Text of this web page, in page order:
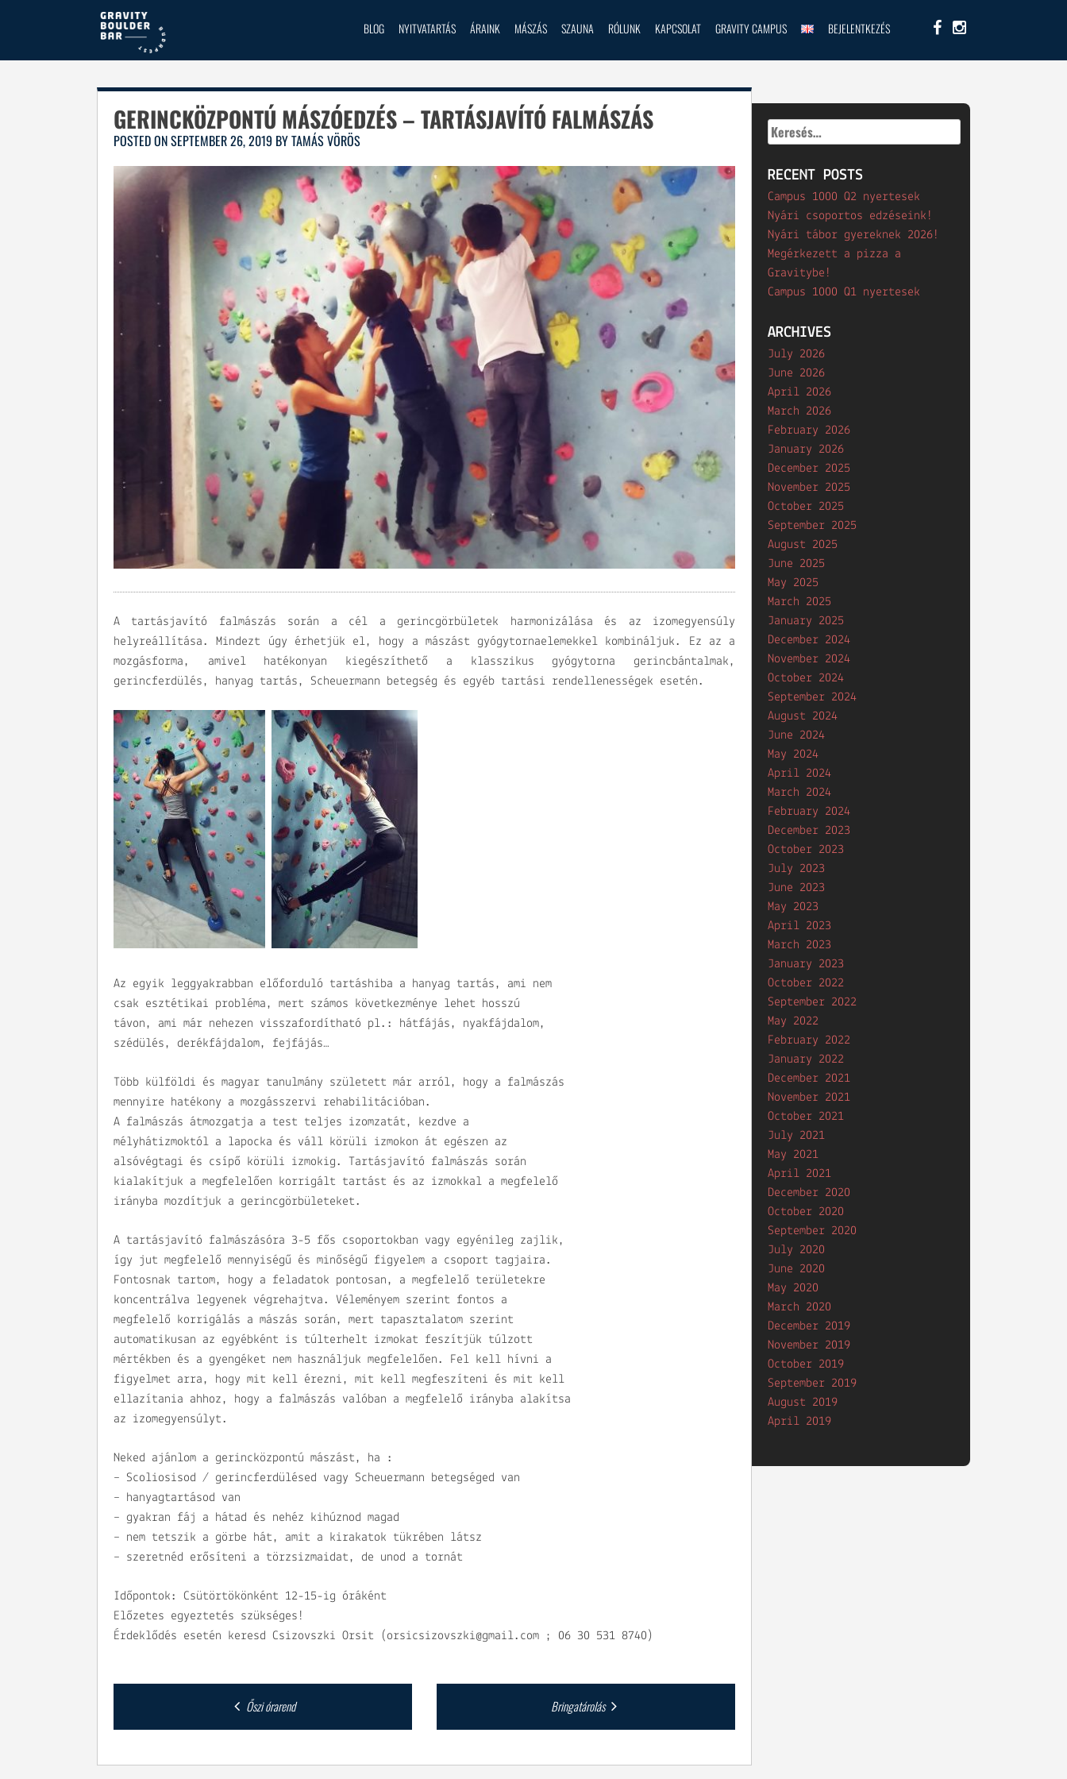
BLOG NYITVATARTÁS ÁRAINK MÁSZÁS SZAUNA RÓLUNK KAPCSOLAT GRAVITY CAMPUS BEJELENTKEZÉS
GERINCKÖZPONTÚ MÁSZÓEDZÉS – TARTÁSJAVÍTÓ FALMÁSZÁS
POSTED ONSEPTEMBER 26, 2019 BYTAMÁS VÖRÖS
A tartásjavító falmászás során a cél a gerincgörbületek harmonizálása és az izomegyensúly
helyreállítása. Mindezt úgy érhetjük el, hogy a mászást gyógytornaelemekkel kombináljuk.
Ez az a
mozgásforma, amivel hatékonyan kiegészíthető a klasszikus gyógytorna gerincbántalmak,
gerincferdülés, hanyag tartás, Scheuermann betegség és egyéb tartási rendellenességek esetén.
Az egyik leggyakrabban előforduló tartáshiba a hanyag tartás, ami nem
csak esztétikai probléma, mert számos következménye lehet hosszú
távon, ami már nehezen visszafordítható pl.: hátfájás, nyakfájdalom,
szédülés, derékfájdalom, fejfájás…
Több külföldi és magyar tanulmány született már arról, hogy a falmászás
mennyire hatékony a mozgásszervi rehabilitációban.
A falmászás átmozgatja a test teljes izomzatát, kezdve a
mélyhátizmoktól a lapocka és váll körüli izmokon át egészen az
alsóvégtagi és csípő körüli izmokig. Tartásjavító falmászás során
kialakítjuk a megfelelően korrigált tartást és az izmokkal a megfelelő
irányba mozdítjuk a gerincgörbületeket.
A tartásjavító falmászásóra 3-5 fős csoportokban vagy egyénileg zajlik,
így jut megfelelő mennyiségű és minőségű figyelem a csoport tagjaira.
Fontosnak tartom, hogy a feladatok pontosan, a megfelelő területekre
koncentrálva legyenek végrehajtva. Véleményem szerint fontos a
megfelelő korrigálás a mászás során, mert tapasztalatom szerint
automatikusan az egyébként is túlterhelt izmokat feszítjük túlzott
mértékben és a gyengéket nem használjuk megfelelően. Fel kell hívni a
figyelmet arra, hogy mit kell érezni, mit kell megfeszíteni és mit kell
ellazítania ahhoz, hogy a falmászás valóban a megfelelő irányba alakítsa
az izomegyensúlyt.
Neked ajánlom a gerincközpontú mászást, ha :
– Scoliosisod / gerincferdülésed vagy Scheuermann betegséged van
– hanyagtartásod van
– gyakran fáj a hátad és nehéz kihúznod magad
– nem tetszik a görbe hát, amit a kirakatok tükrében látsz
– szeretnéd erősíteni a törzsizmaidat, de unod a tornát
Időpontok: Csütörtökönként 12-15-ig óráként
Előzetes egyeztetés szükséges!
Érdeklődés esetén keresd Csizovszki Orsit (orsicsizovszki@gmail.com ; 06 30 531 8740)
navigation
Őszi órarend Bringatárolás
Keresés:
RECENT POSTS
Campus 1000 Q2 nyertesek
Nyári csoportos edzéseink!
Nyári tábor gyereknek 2026!
Megérkezett a pizza a
Gravitybe!
Campus 1000 Q1 nyertesek
ARCHIVES
July 2026
June 2026
April 2026
March 2026
February 2026
January 2026
December 2025
November 2025
October 2025
September 2025
August 2025
June 2025
May 2025
March 2025
January 2025
December 2024
November 2024
October 2024
September 2024
August 2024
June 2024
May 2024
April 2024
March 2024
February 2024
December 2023
October 2023
July 2023
June 2023
May 2023
April 2023
March 2023
January 2023
October 2022
September 2022
May 2022
February 2022
January 2022
December 2021
November 2021
October 2021
July 2021
May 2021
April 2021
December 2020
October 2020
September 2020
July 2020
June 2020
May 2020
March 2020
December 2019
November 2019
October 2019
September 2019
August 2019
April 2019